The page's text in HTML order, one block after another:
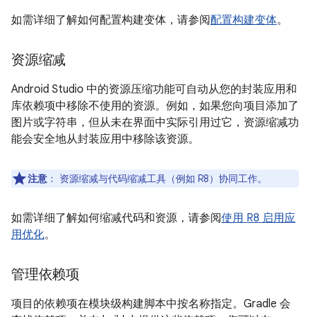
如需详细了解如何配置构建变体，请参阅配置构建变体。
资源缩减
Android Studio 中的资源压缩功能可自动从您的封装应用和
库依赖项中移除不使用的资源。例如，如果您向项目添加了
图片或字符串，但从未在界面中实际引用过它，资源缩减功
能会安全地从封装应用中移除该资源。
注意 ： 资源缩减与代码缩减工具（例如 R8）协同工作。
如需详细了解如何缩减代码和资源，请参阅使用 R8 启用应
用优化。
管理依赖项
项目的依赖项在模块级构建脚本中按名称指定。Gradle 会